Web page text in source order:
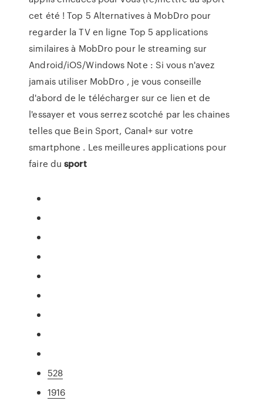
cet été ! Top 5 Alternatives à MobDro pour
regarder la TV en ligne Top 5 applications
similaires à MobDro pour le streaming sur
Android/iOS/Windows Note : Si vous n'avez
jamais utiliser MobDro , je vous conseille
d'abord de le télécharger sur ce lien et de
l'essayer et vous serrez scotché par les chaines
telles que Bein Sport, Canal+ sur votre
smartphone . Les meilleures applications pour
faire dusport
528
1916